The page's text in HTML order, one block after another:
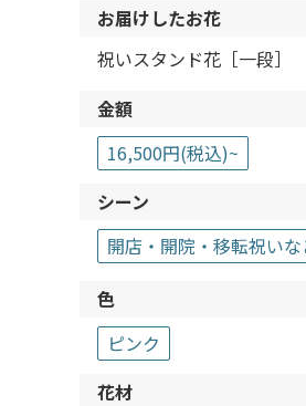
お届けしたお花
祝いスタンド花［一段］
金額
16,500円(税込)~
シーン
開店・開院・移転祝い
色
ピンク
花材